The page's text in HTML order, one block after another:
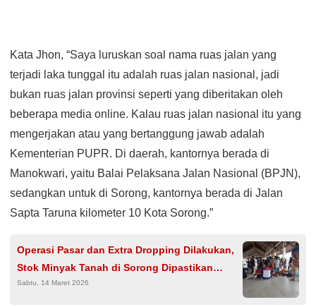
Kata Jhon, “Saya luruskan soal nama ruas jalan yang
terjadi laka tunggal itu adalah ruas jalan nasional, jadi
bukan ruas jalan provinsi seperti yang diberitakan oleh
beberapa media online. Kalau ruas jalan nasional itu yang
mengerjakan atau yang bertanggung jawab adalah
Kementerian PUPR. Di daerah, kantornya berada di
Manokwari, yaitu Balai Pelaksana Jalan Nasional (BPJN),
sedangkan untuk di Sorong, kantornya berada di Jalan
Sapta Taruna kilometer 10 Kota Sorong.”
Operasi Pasar dan Extra Dropping Dilakukan,
Stok Minyak Tanah di Sorong Dipastikan
Aman Jelang Lebaran
Sabtu, 14 Maret 2026